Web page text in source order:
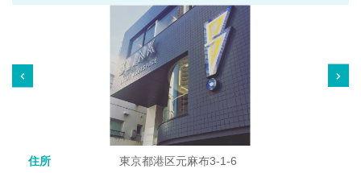
住所
東京都港区元麻布3-1-6